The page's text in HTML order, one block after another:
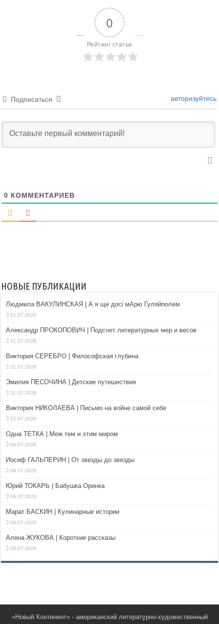
0
Рейтинг статьи
Подписаться авторизуйтесь
0 КОММЕНТАРИЕВ
НОВЫЕ ПУБЛИКАЦИИ
Людмила ВАКУЛИНСКАЯ | А я ще досі мАрю Гуляйполем
31.07.2026
Александр ПРОКОПОВИЧ | Подсчет литературных мер и весов
31.07.2026
Виктория СЕРЕБРО | Философская глубина
31.07.2026
Эмилия ПЕСОЧИНА | Детские путешествия
31.07.2026
Виктория НИКОЛАЕВА | Письмо на войне самой себе
31.07.2026
Одна ТЕТКА | Меж тем и этим миром
06.07.2026
Иосиф ГАЛЬПЕРИН | От звезды до звезды
06.07.2026
Юрий ТОКАРЬ | Бабушка Оринка
06.07.2026
Марат БАСКИН | Кулинарные истории
06.07.2026
Алена ЖУКОВА | Короткие рассказы
06.07.2026
«Новый Континент» - американский литературно-художественный